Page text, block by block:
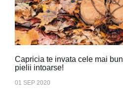
Capricia te invata cele mai
pielii intoarse!
01 SEP 2020